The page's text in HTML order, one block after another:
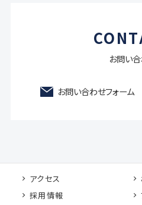
お問い
お問い合わせフォーム
アクセス
採用情報